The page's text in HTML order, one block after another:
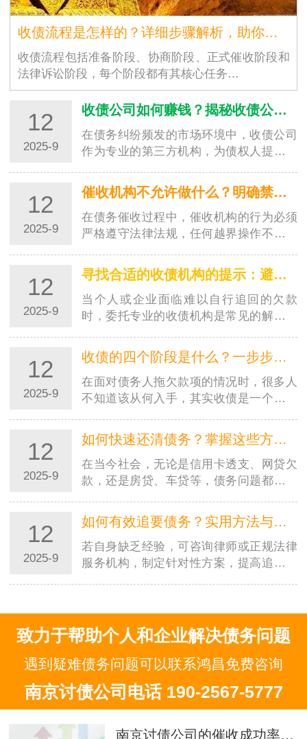
收债流程是怎样的？详细步骤解析，助你高效追回欠款
收债流程包括准备阶段、协商阶段、正式催收阶段和
法律诉讼阶段，每个阶段都有其核心任务…
12
2025-9
收债公司如何赚钱？揭秘收债公司的盈利模式
在债务纠纷频发的市场环境中，收债公司
作为专业的第三方机构，为债权人提供欠
说，收债公司如何赚钱是一个充满好奇的
问题。其实，收债公司的盈…
12
2025-9
催收机构不允许做什么？明确禁区，避免踩坑
在债务催收过程中，催收机构的行为必须
严格遵守法律法规，任何越界操作不仅会
陷入法律纠纷。了解催收机构不允许做的
事，既能帮助债务人维护…
12
2025-9
寻找合适的收债机构的提示：避开陷阱，选对专业帮手
当个人或企业面临难以自行追回的欠款
时，委托专业的收债机构是常见的解决方
不当，可能不仅追不回欠款，还会陷入法
律纠纷或遭受二次损失。因…
12
2025-9
收债的四个阶段是什么？一步步教你合法高效追回欠款
在面对债务人拖欠款项的情况时，很多人
不知道该从何入手，其实收债是一个有章
段，能让你在追讨欠款时更有条理，既提
高效率又避免踩坑。本文就…
12
2025-9
如何快速还清债务？掌握这些方法，摆脱负债压力
在当今社会，无论是信用卡透支、网贷欠
款，还是房贷、车贷等，债务问题都可能
在苦苦寻找快速还清债务的方法，渴望早
日摆脱负债的困扰，重获…
12
2025-9
如何有效追要债务？实用方法与法律途径全解析
若自身缺乏经验，可咨询律师或正规法律
服务机构，制定针对性方案，提高追债成
益。在商业往来和日常生活…
致力于帮助个人和企业解决债务问题
遇到疑难债务问题可以联系鸿昌免费咨询
南京讨债公司电话 190-2567-5777
南京讨债公司的催收成功率有多高？